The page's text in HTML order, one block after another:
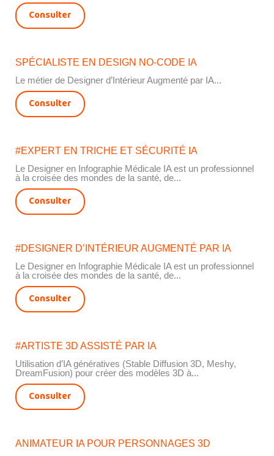
Consulter
SPÉCIALISTE EN DESIGN NO-CODE IA
Le métier de Designer d’Intérieur Augmenté par IA...
Consulter
#EXPERT EN TRICHE ET SÉCURITÉ IA
Le Designer en Infographie Médicale IA est un professionnel
à la croisée des mondes de la santé, de...
Consulter
#DESIGNER D’INTÉRIEUR AUGMENTÉ PAR IA
Le Designer en Infographie Médicale IA est un professionnel
à la croisée des mondes de la santé, de...
Consulter
#ARTISTE 3D ASSISTÉ PAR IA
Utilisation d’IA génératives (Stable Diffusion 3D, Meshy,
DreamFusion) pour créer des modèles 3D à...
Consulter
ANIMATEUR IA POUR PERSONNAGES 3D